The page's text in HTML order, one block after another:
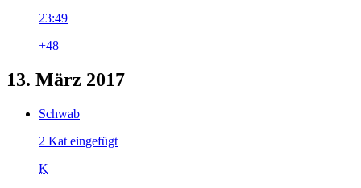
23:49
+48
13. März 2017
Schwab
2 Kat eingefügt
K